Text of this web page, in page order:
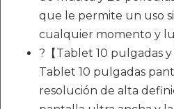
que le permite un uso
cualquier momento y
?【Tablet 10 pulgadas y
Tablet 10 pulgadas
resolución de alta